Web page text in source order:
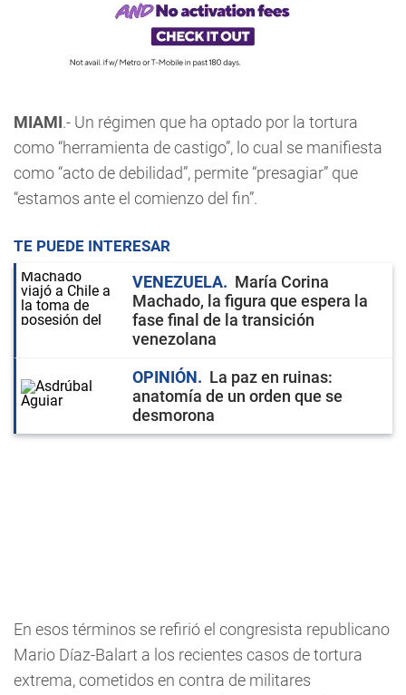
MIAMI.- Un régimen que ha optado por la tortura
como “herramienta de castigo”, lo cual se manifiesta
como “acto de debilidad”, permite “presagiar” que
“estamos ante el comienzo del fin”.
TE PUEDE INTERESAR
VENEZUELA
María Corina
Machado, la figura que espera la
fase final de la transición
venezolana
OPINIÓN
La paz en ruinas:
anatomía de un orden que se
desmorona
En esos términos se refirió el congresista republicano
Mario Díaz-Balart a los recientes casos de tortura
extrema, cometidos en contra de militares